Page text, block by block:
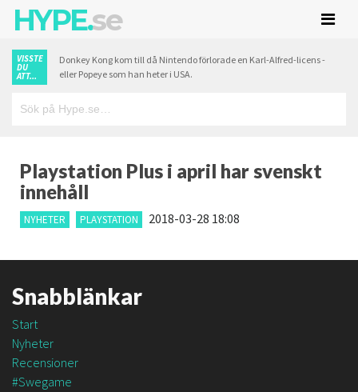
HYPE.se
VISSTE
DU
ATT...
Donkey Kong kom till då Nintendo förlorade en Karl-Alfred-licens -
eller Popeye som han heter i USA.
Playstation Plus i april har svenskt
innehåll
NYHETER PLAYSTATION 2018-03-28 18:08
Snabblänkar
Start
Nyheter
Recensioner
#Swegame